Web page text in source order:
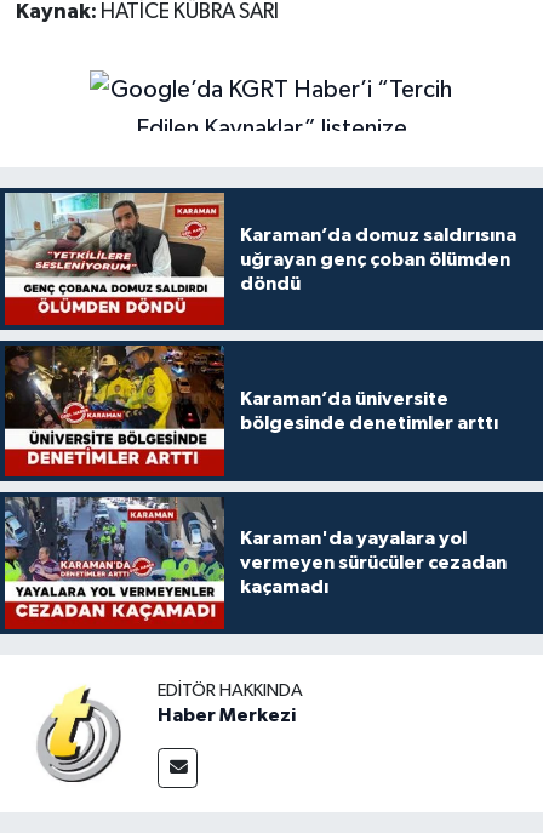
Kaynak: HATİCE KÜBRA SARI
Karaman’da domuz saldırısına
uğrayan genç çoban ölümden
döndü
Karaman’da üniversite
bölgesinde denetimler arttı
Karaman'da yayalara yol
vermeyen sürücüler cezadan
kaçamadı
EDITÖR HAKKINDA
Haber Merkezi